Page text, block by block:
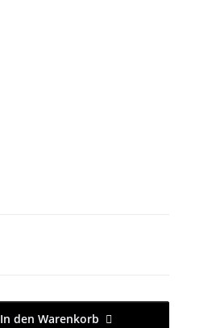
In den Warenkorb